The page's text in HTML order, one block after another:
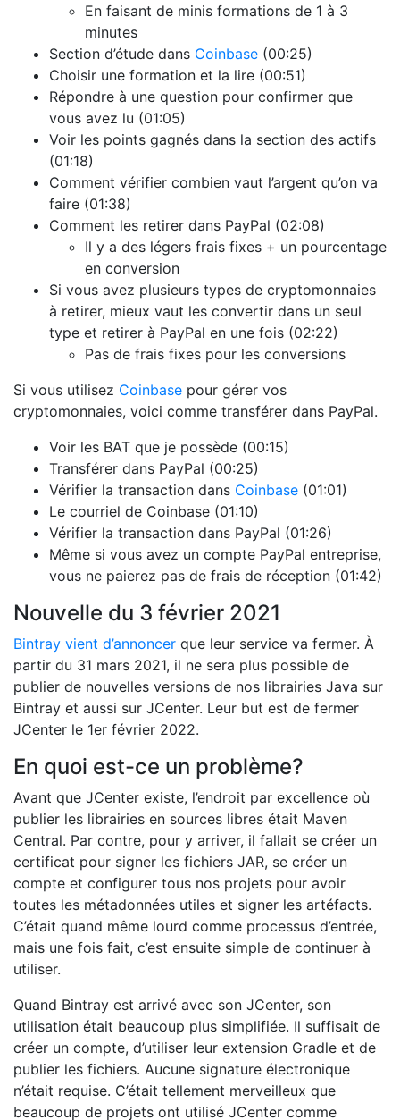
En faisant de minis formations de 1 à 3
minutes
Section d’étude dans Coinbase (00:25)
Choisir une formation et la lire (00:51)
Répondre à une question pour confirmer que
vous avez lu (01:05)
Voir les points gagnés dans la section des actifs
(01:18)
Comment vérifier combien vaut l’argent qu’on va
faire (01:38)
Comment les retirer dans PayPal (02:08)
Il y a des légers frais fixes + un pourcentage
en conversion
Si vous avez plusieurs types de cryptomonnaies
à retirer, mieux vaut les convertir dans un seul
type et retirer à PayPal en une fois (02:22)
Pas de frais fixes pour les conversions
Si vous utilisez Coinbase pour gérer vos
cryptomonnaies, voici comme transférer dans PayPal.
Voir les BAT que je possède (00:15)
Transférer dans PayPal (00:25)
Vérifier la transaction dans Coinbase (01:01)
Le courriel de Coinbase (01:10)
Vérifier la transaction dans PayPal (01:26)
Même si vous avez un compte PayPal entreprise,
vous ne paierez pas de frais de réception (01:42)
Nouvelle du 3 février 2021
Bintray vient d’annoncer que leur service va fermer. À
partir du 31 mars 2021, il ne sera plus possible de
publier de nouvelles versions de nos librairies Java sur
Bintray et aussi sur JCenter. Leur but est de fermer
JCenter le 1er février 2022.
En quoi est-ce un problème?
Avant que JCenter existe, l’endroit par excellence où
publier les librairies en sources libres était Maven
Central. Par contre, pour y arriver, il fallait se créer un
certificat pour signer les fichiers JAR, se créer un
compte et configurer tous nos projets pour avoir
toutes les métadonnées utiles et signer les artéfacts.
C’était quand même lourd comme processus d’entrée,
mais une fois fait, c’est ensuite simple de continuer à
utiliser.
Quand Bintray est arrivé avec son JCenter, son
utilisation était beaucoup plus simplifiée. Il suffisait de
créer un compte, d’utiliser leur extension Gradle et de
publier les fichiers. Aucune signature électronique
n’était requise. C’était tellement merveilleux que
beaucoup de projets ont utilisé JCenter comme